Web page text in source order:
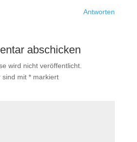
Antworten
abschicken
wird nicht veröffentlicht.
sind mit *markiert